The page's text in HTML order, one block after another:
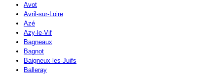
Avot
Avril-sur-Loire
Azé
Azy-le-Vif
Bagneaux
Bagnot
Baigneux-les-Juifs
Balleray